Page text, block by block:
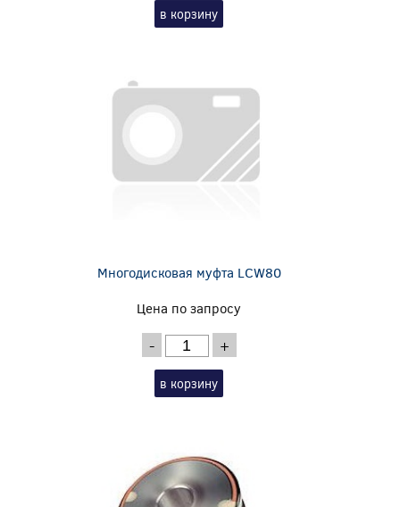
в корзину
Многодисковая муфта LCW80
Цена по запросу
- +
в корзину